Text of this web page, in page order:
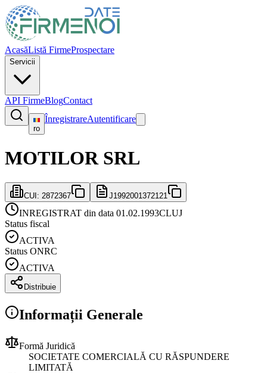
AcasăListă FirmeProspectare
Servicii
API FirmeBlogContact
ro
ÎnregistrareAutentificare
MOTILOR SRL
CUI: 2872367 J1992001372121
INREGISTRAT din data 01.02.1993CLUJ
Status fiscal
ACTIVA
Status ONRC
ACTIVA
Distribuie
Informații Generale
Formă Juridică
SOCIETATE COMERCIALĂ CU RĂSPUNDERE
LIMITATĂ